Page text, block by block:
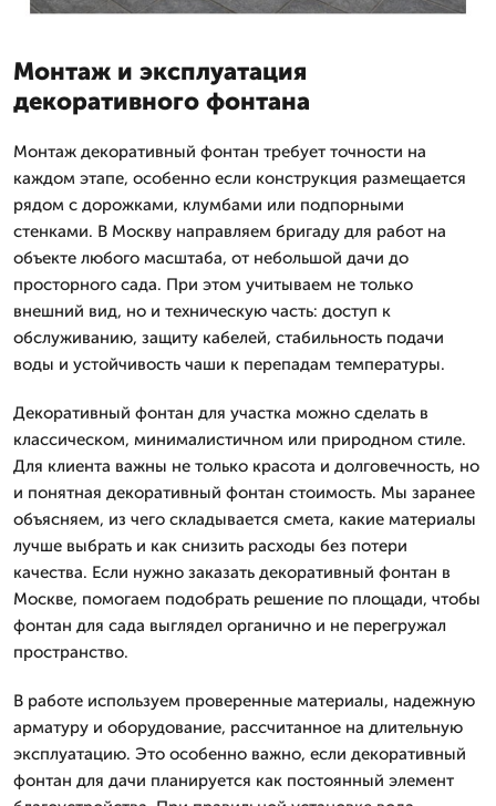
Монтаж и эксплуатация
декоративного фонтана
Монтаж декоративный фонтан требует точности на
каждом этапе, особенно если конструкция размещается
рядом с дорожками, клумбами или подпорными
стенками. В Москву направляем бригаду для работ на
объекте любого масштаба, от небольшой дачи до
просторного сада. При этом учитываем не только
внешний вид, но и техническую часть: доступ к
обслуживанию, защиту кабелей, стабильность подачи
воды и устойчивость чаши к перепадам температуры.
Декоративный фонтан для участка можно сделать в
классическом, минималистичном или природном стиле.
Для клиента важны не только красота и долговечность, но
и понятная декоративный фонтан стоимость. Мы заранее
объясняем, из чего складывается смета, какие материалы
лучше выбрать и как снизить расходы без потери
качества. Если нужно заказать декоративный фонтан в
Москве, помогаем подобрать решение по площади, чтобы
фонтан для сада выглядел органично и не перегружал
пространство.
В работе используем проверенные материалы, надежную
арматуру и оборудование, рассчитанное на длительную
эксплуатацию. Это особенно важно, если декоративный
фонтан для дачи планируется как постоянный элемент